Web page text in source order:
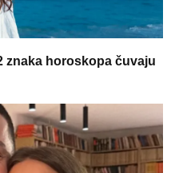
znaka horoskopa čuvaju